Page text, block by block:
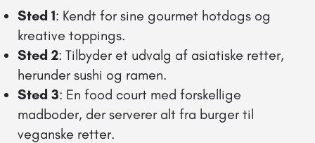
Sted 1: Kendt for sine gourmet hotdogs og
kreative toppings.
Sted 2: Tilbyder et udvalg af asiatiske retter,
herunder sushi og ramen.
Sted 3: En food court med forskellige
madboder, der serverer alt fra burger til
veganske retter.